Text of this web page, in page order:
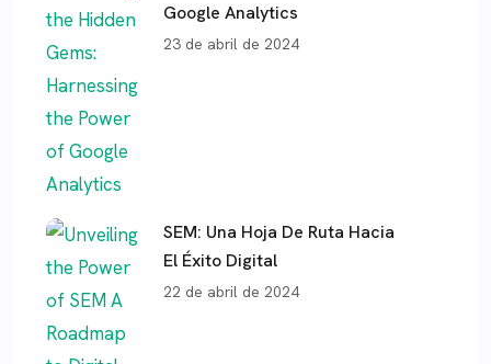
Google Analytics
23 de abril de 2024
SEM: Una Hoja De Ruta Hacia
El Éxito Digital
22 de abril de 2024